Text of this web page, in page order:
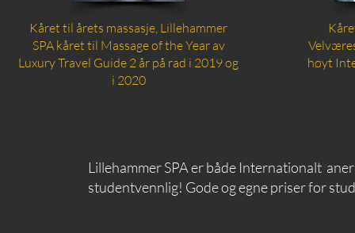
Kåret til årets massasje, Lillehammer
SPA kåret til Massage of the Year av
Luxury Travel Guide 2 år på rad i 2019 og
i 2020
høyt
Lillehammer SPA er både Internationalt
studentvennlig! Gode og egne priser for